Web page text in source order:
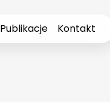
Publikacje Kontakt